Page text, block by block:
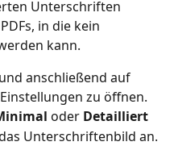
Unterschriften
in die kein
kann.
anschließend auf
zu öffnen.
oder Detailliert
Unterschriftenbild an.